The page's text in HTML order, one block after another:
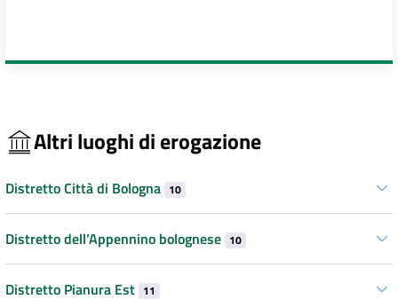
Altri luoghi di erogazione
Distretto Città di Bologna 10
Distretto dell’Appennino bolognese 10
Distretto Pianura Est 11